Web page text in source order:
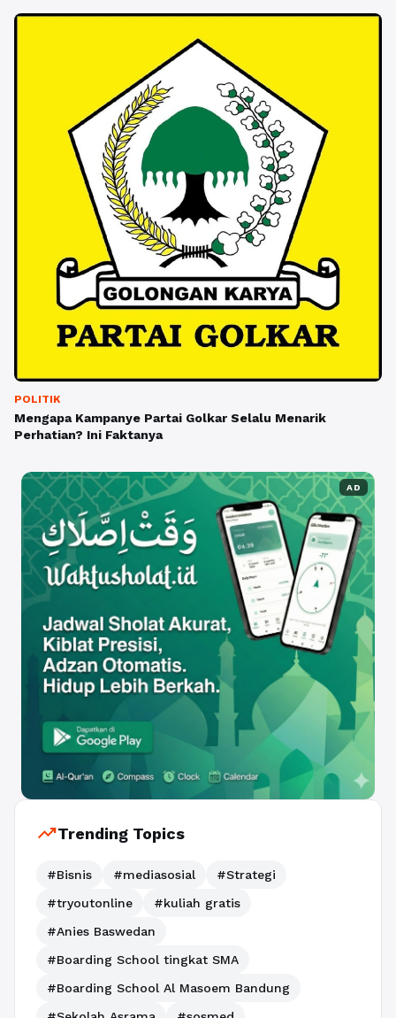
POLITIK
Mengapa Kampanye Partai Golkar Selalu Menarik
Perhatian? Ini Faktanya
AD
trending_upTrending Topics
#Bisnis #mediasosial
#Strategi
#tryoutonline
#kuliah gratis
#Anies Baswedan
#Boarding School tingkat SMA
#Boarding School Al Masoem Bandung